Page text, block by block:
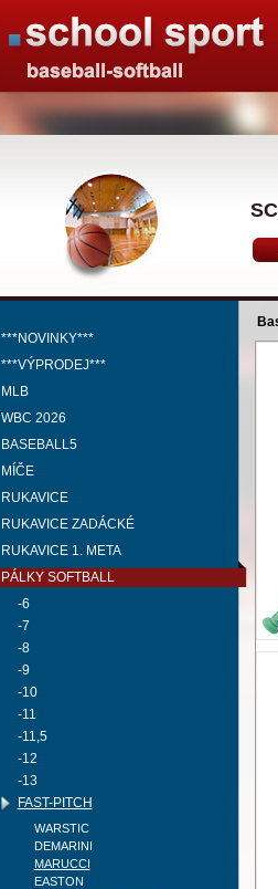
***NOVINKY***
***VÝPRODEJ***
MLB
WBC 2026
BASEBALL5
MÍČE
RUKAVICE
RUKAVICE ZADÁCKÉ
RUKAVICE 1. META
PÁLKY SOFTBALL
-6
-7
-8
-9
-10
-11
-11,5
-12
-13
FAST-PITCH
WARSTIC
DEMARINI
MARUCCI
EASTON